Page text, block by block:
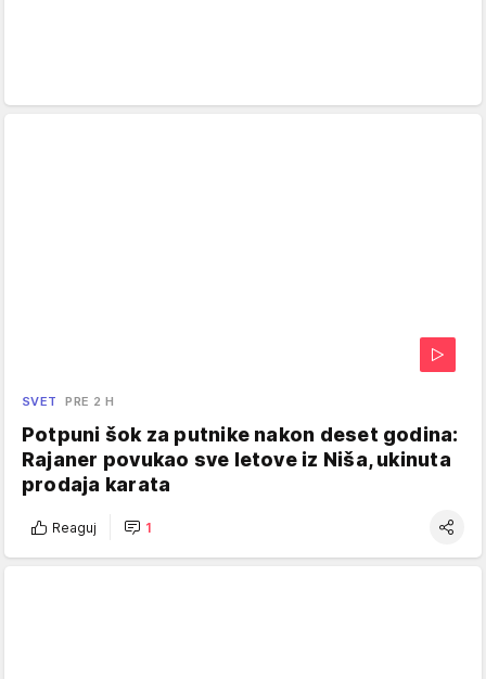
SVET PRE 2 H
Potpuni šok za putnike nakon deset godina:
Rajaner povukao sve letove iz Niša, ukinuta
prodaja karata
Reaguj 1